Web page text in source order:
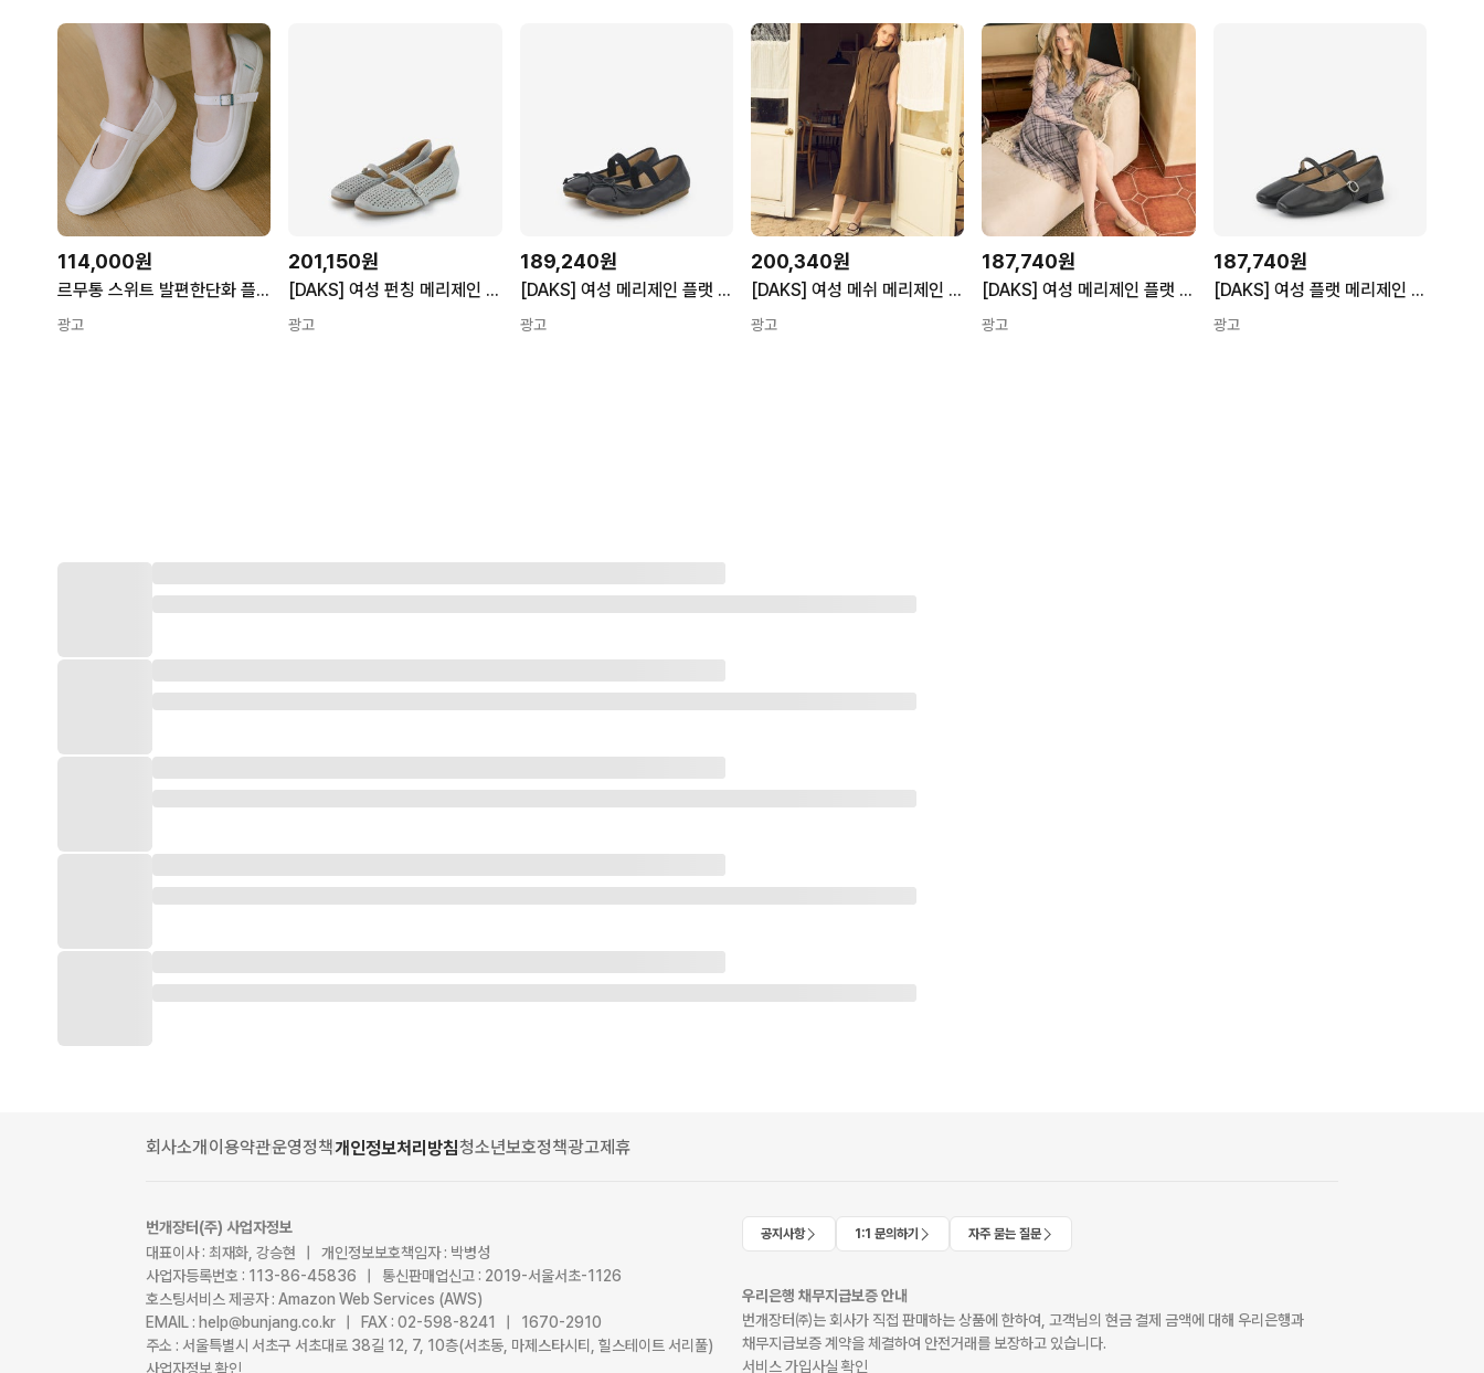
114,000원
르무통 스위트 발편한단화 플랫 메리제인 슈즈
광고
201,150원
[DAKS] 여성 펀칭 메리제인 플랫 DRS637KA45
광고
189,240원
[DAKS] 여성 메리제인 플랫 DJS609LS10
광고
200,340원
[DAKS] 여성 메쉬 메리제인 플랫 DRS632MA35
광고
187,740원
[DAKS] 여성 메리제인 플랫 DRS623LS32
광고
187,740원
[DAKS] 여성 플랫 메리제인 DRS605LS10
광고
회사소개 이용약관운영정책개인정보처리방침청소년보호정책광고제휴
번개장터(주) 사업자정보
대표이사 : 최재화, 강승현 | 개인정보보호책임자 : 박병성
사업자등록번호 : 113-86-45836 | 통신판매업신고 : 2019-서울서초-1126
호스팅서비스 제공자 : Amazon Web Services (AWS)
EMAIL : help@bunjang.co.kr | FAX : 02-598-8241 | 1670-2910
주소 : 서울특별시 서초구 서초대로 38길 12, 7, 10층(서초동, 마제스타시티, 힐스테이트 서리풀)
사업자정보 확인
공지사항 1:1 문의하기 자주 묻는 질문
우리은행 채무지급보증 안내
번개장터㈜는 회사가 직접 판매하는 상품에 한하여, 고객님의 현금 결제 금액에 대해 우리은행과
채무지급보증 계약을 체결하여 안전거래를 보장하고 있습니다.
서비스 가입사실 확인